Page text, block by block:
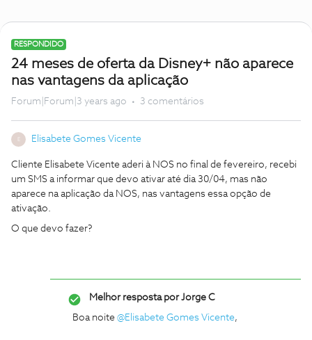
RESPONDIDO
24 meses de oferta da Disney+ não aparece
nas vantagens da aplicação
Forum|Forum|3 years ago 3 comentários
Elisabete Gomes Vicente
Cliente Elisabete Vicente aderi à NOS no final de fevereiro, recebi
um SMS a informar que devo ativar até dia 30/04, mas não
aparece na aplicação da NOS, nas vantagens essa opção de
ativação.
O que devo fazer?
Melhor resposta porJorge C
Boa noite @Elisabete Gomes Vicente,